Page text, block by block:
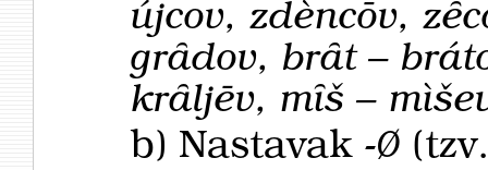
újcov, zdèncōv,
grȃdov, brȃt –
krȃljēv, mȋš –
b) Nastavak -Ø